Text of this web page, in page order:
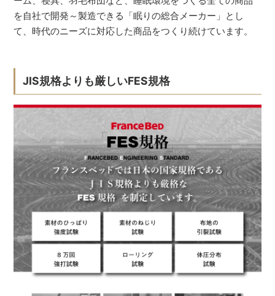
を自社で開発～製造できる「眠りの総合メーカー」とし
て、時代のニーズに対応した商品をつくり続けています。
JIS規格よりも厳しいFES規格